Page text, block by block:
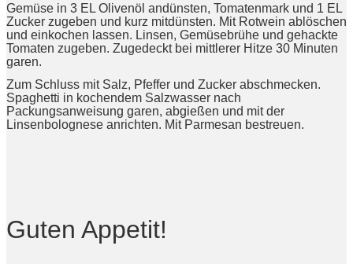
Gemüse in 3 EL Olivenöl andünsten, Tomatenmark und 1 EL
Zucker zugeben und kurz mitdünsten. Mit Rotwein ablöschen
und einkochen lassen. Linsen, Gemüsebrühe und gehackte
Tomaten zugeben. Zugedeckt bei mittlerer Hitze 30 Minuten
garen.
Zum Schluss mit Salz, Pfeffer und Zucker abschmecken.
Spaghetti in kochendem Salzwasser nach
Packungsanweisung garen, abgießen und mit der
Linsenbolognese anrichten. Mit Parmesan bestreuen.
Guten Appetit!